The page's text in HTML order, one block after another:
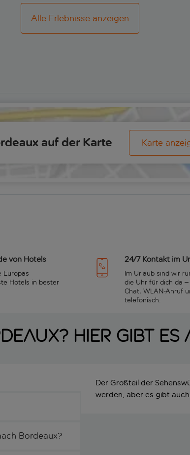
Alle Erlebnisse anzeigen
auf der Karte Karte
von Hotels
Europas
Hotels in bester
24/7 Kontakt im
Im Urlaub sind wir
die Uhr für dich da
Chat, WLAN-Anruf
telefonisch.
Hier gibt
Bordeaux?
Der Großteil der
werden, aber es gibt